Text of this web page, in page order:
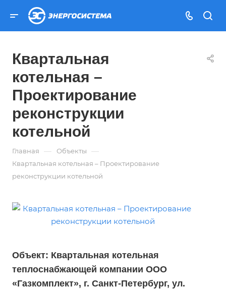
Квартальная
котельная –
Проектирование
реконструкции
котельной
Главная — Объекты —
Квартальная котельная – Проектирование
реконструкции котельной
Объект: Квартальная котельная
теплоснабжающей компании ООО
«Газкомплект», г. Санкт-Петербург, ул.